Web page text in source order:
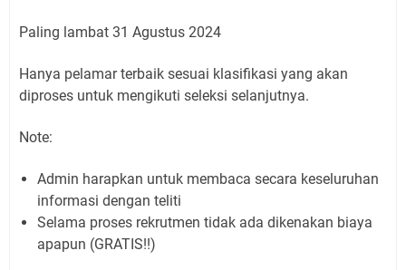
Paling lambat 31 Agustus 2024
Hanya pelamar terbaik sesuai klasifikasi yang akan
diproses untuk mengikuti seleksi selanjutnya.
Note:
Admin harapkan untuk membaca secara keseluruhan
informasi dengan teliti
Selama proses rekrutmen tidak ada dikenakan biaya
apapun (GRATIS!!)